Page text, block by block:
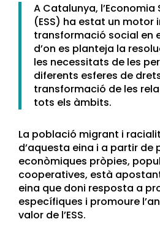
A Catalunya,
(ESS) ha estat un
transformació social en
d’on es planteja la
les necessitats de les
diferents esferes de
transformació de les
tots els àmbits.
La població migrant i
d’aquesta eina i a partir de
econòmiques pròpies,
cooperatives, està apostant
eina que doni resposta a
específiques i promoure
valor de l’ESS.